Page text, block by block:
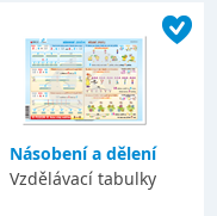
Násobení a dělení
Vzdělávací tabulky